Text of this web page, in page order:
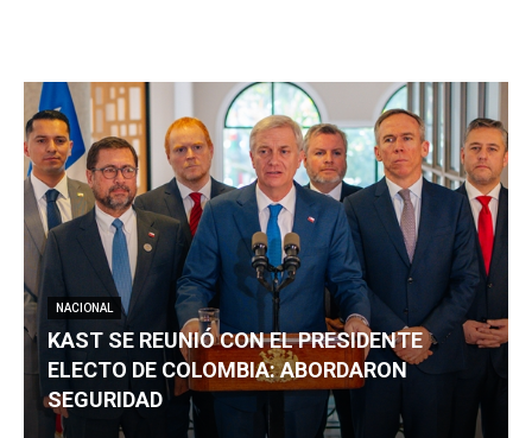
NACIONAL
KAST SE REUNIÓ CON EL PRESIDENTE
ELECTO DE COLOMBIA: ABORDARON
SEGURIDAD